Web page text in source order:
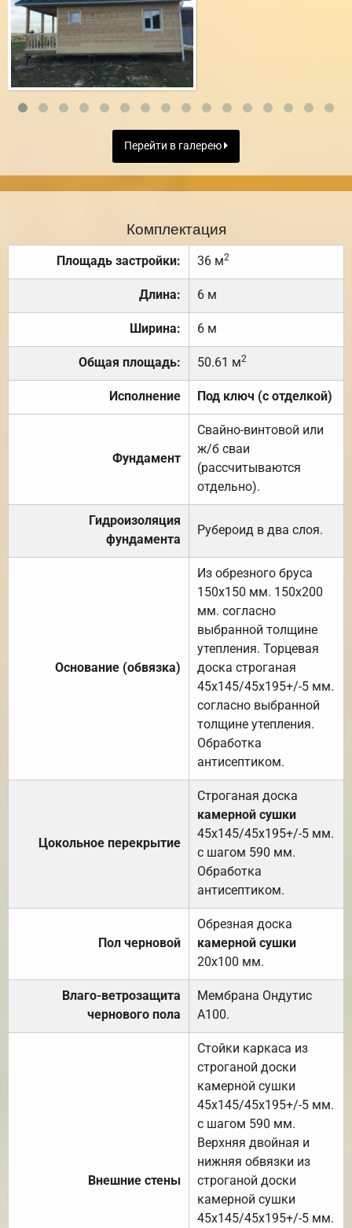
Перейти в галерею
Комплектация
Площадь застройки: 36 м2
Длина: 6 м
Ширина: 6 м
Общая площадь: 50.61 м2
Исполнение Под ключ (с отделкой)
Фундамент
Свайно-винтовой или
ж/б сваи
(рассчитываются
отдельно).
Гидроизоляция
фундамента
Рубероид в два слоя.
Основание (обвязка)
Из обрезного бруса
150х150 мм. 150х200
мм. согласно
выбранной толщине
утепления. Торцевая
доска строганая
45х145/45х195+/-5 мм.
согласно выбранной
толщине утепления.
Обработка
антисептиком.
Цокольное перекрытие
Строганая доска
камерной сушки
45х145/45х195+/-5 мм.
с шагом 590 мм.
Обработка
антисептиком.
Пол черновой
Обрезная доска
камерной сушки
20х100 мм.
Влаго-ветрозащита
чернового пола
Мембрана Ондутис
А100.
Внешние стены
Стойки каркаса из
строганой доски
камерной сушки
45х145/45х195+/-5 мм.
с шагом 590 мм.
Верхняя двойная и
нижняя обвязки из
строганой доски
камерной сушки
45х145/45х195+/-5 мм.